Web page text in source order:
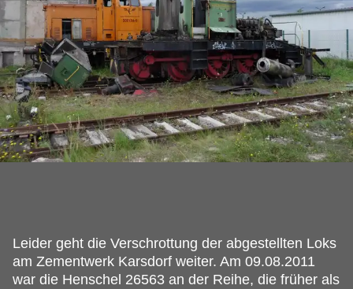
Leider geht die Verschrottung der abgestellten Loks
am Zementwerk Karsdorf weiter. Am 09.08.2011
war die Henschel 26563 an der Reihe, die früher als